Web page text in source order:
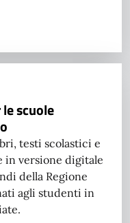
scuole
testi scolastici e
versione digitale
della Regione
agli studenti in